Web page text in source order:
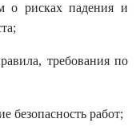
о рисках падения и
требования по
безопасность работ;